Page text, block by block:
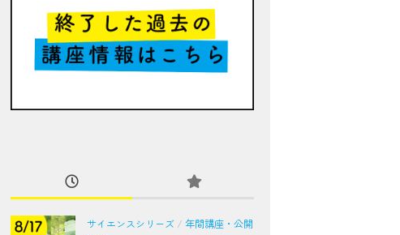
サイエンスシリーズ / 年間講座・公開